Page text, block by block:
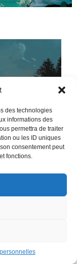
des technologies
informations des
permettra de traiter
ou les ID uniques
consentement peut
fonctions.